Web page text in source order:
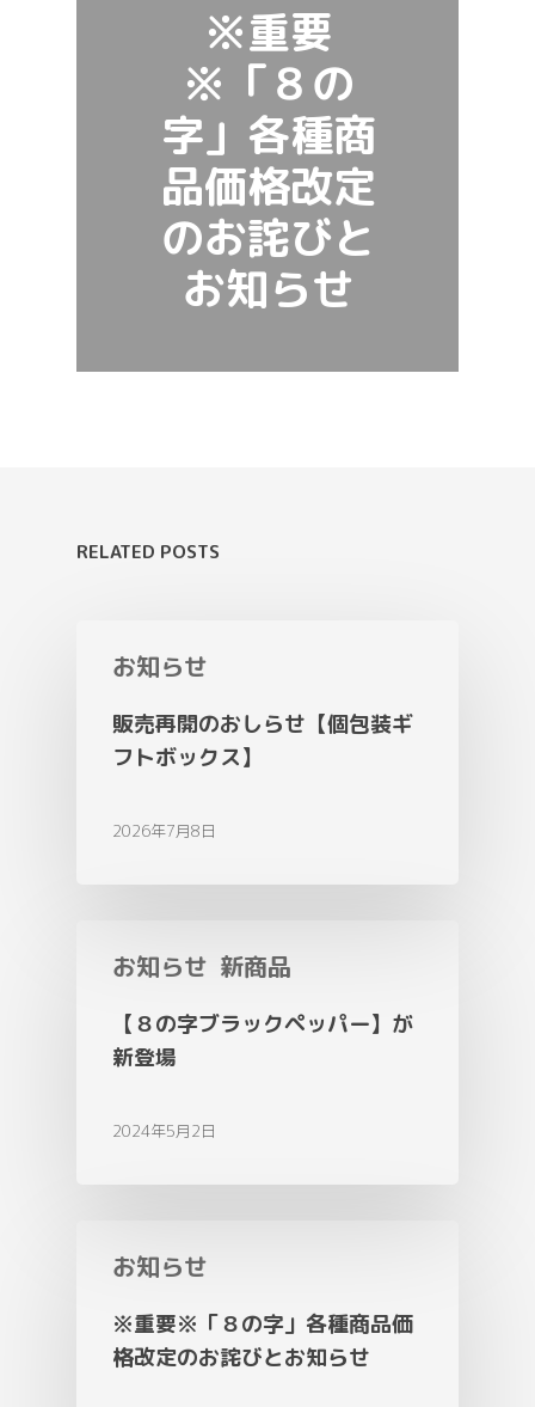
※重要
※「８の
字」各種商
品価格改定
のお詫びと
お知らせ
RELATED POSTS
お知らせ
販売再開のおしらせ【個包装ギ
フトボックス】
2026年7月8日
お知らせ 新商品
【８の字ブラックペッパー】が
新登場
2024年5月2日
お知らせ
※重要※「８の字」各種商品価
格改定のお詫びとお知らせ